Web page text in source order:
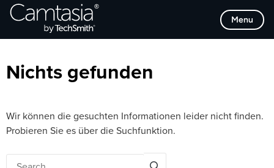
Direkt
zum
Menu
Browse Categories
Nichts gefunden
Wir können die gesuchten Informationen leider nicht finden.
Probieren Sie es über die Suchfunktion.